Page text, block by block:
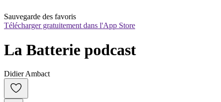
Sauvegarde des favoris
Télécharger gratuitement dans l'App Store
La Batterie podcast
Didier Ambact